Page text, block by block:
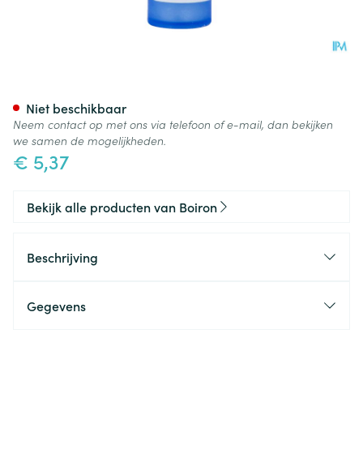
€ 5,37
Niet beschikbaar
Neem contact op met ons via telefoon of e-mail, dan bekijken
we samen de mogelijkheden.
Bekijk alle producten van Boiron
Beschrijving
Gegevens